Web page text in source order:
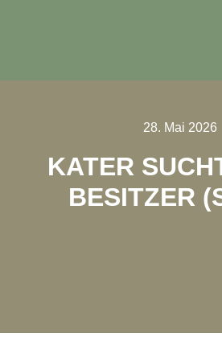
28. Mai 2026
KATER
BESITZER